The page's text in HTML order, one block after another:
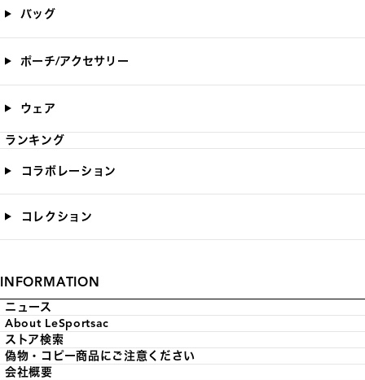
バッグ
ポーチ/アクセサリー
ウェア
ランキング
コラボレーション
コレクション
INFORMATION
ニュース
About LeSportsac
ストア検索
偽物・コピー商品にご注意ください
会社概要